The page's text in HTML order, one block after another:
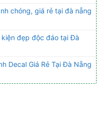
chóng, giá rẻ tại đà nẵng
đẹp độc đáo tại Đà
Decal Giá Rẻ Tại Đà Nẵng